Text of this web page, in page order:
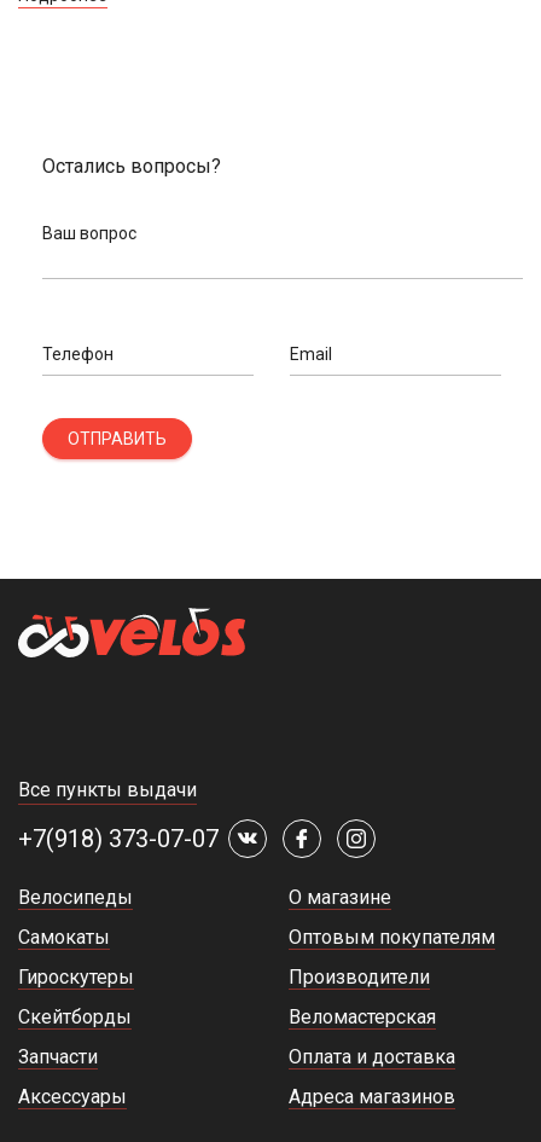
Остались вопросы?
Ваш вопрос
Телефон Email
ОТПРАВИТЬ
Все пункты выдачи
+7(918) 373-07-07
Велосипеды
Самокаты
Гироскутеры
Скейтборды
Запчасти
Аксессуары
О магазине
Оптовым покупателям
Производители
Веломастерская
Оплата и доставка
Адреса магазинов